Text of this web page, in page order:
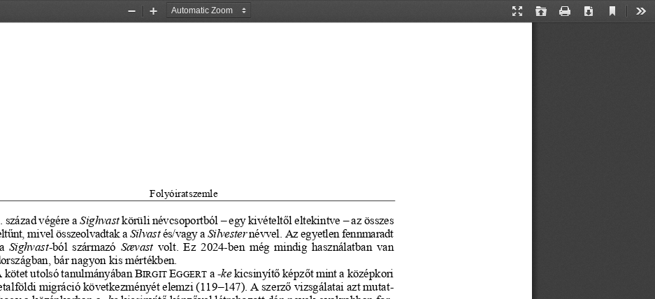
Presentation
Open Print Download
Current
Zoom
Zoom
Folyóiratszemle
század végére a Sighvast körüli névcsoportból –egy kivételtől eltekintve –az összes
mivel összeolvadtak a Silvast és/vagy a Silvesternévvel. Az egyetlen fennmaradt
Sighvast-ból származó Sævast volt. Ez 2024-ben még mindig használatban van
bár nagyon kis mértékben.
kötet utolsó tanulmányában BIRGIT EGGERT a -ke kicsinyítő képzőt mint a középkori
migráció következményét elemzi (119–147). A szerző vizsgálatai azt mutat-